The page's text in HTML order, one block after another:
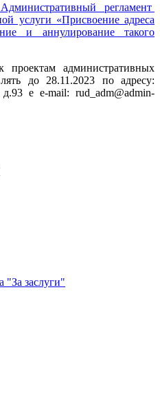
регламент
услуги «Присвоение адреса
и аннулирование такого
административных
до 28.11.2023 по адресу:
e e-mail: rud_adm@admin-
"За заслуги"